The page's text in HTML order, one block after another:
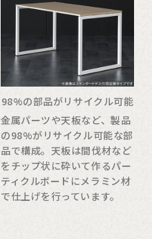
98%の部品がリサイクル可能
金属パーツや天板など、製品
の98%がリサイクル可能な部
品で構成。天板は間伐材など
をチップ状に砕いて作るパー
ティクルボードにメラミン材
で仕上げを行っています。